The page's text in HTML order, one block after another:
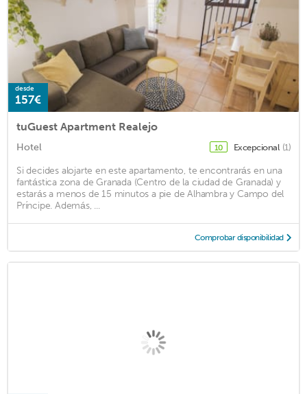
desde
157€
tuGuest Apartment Realejo
Hotel 10 Excepcional (1)
Si decides alojarte en este apartamento, te encontrarás en una
fantástica zona de Granada (Centro de la ciudad de Granada) y
estarás a menos de 15 minutos a pie de Alhambra y Campo del
Príncipe. Además, ...
Comprobar disponibilidad